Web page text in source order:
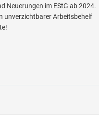
Neuerungen im EStG ab 2024.
unverzichtbarer Arbeitsbehelf